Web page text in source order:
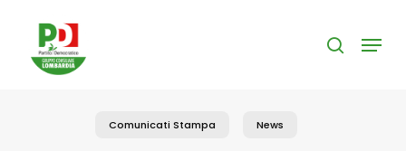
content
search
Menu
Comunicati Stampa News